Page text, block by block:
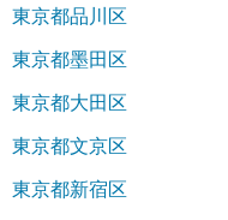
東京都品川区
東京都墨田区
東京都大田区
東京都文京区
東京都新宿区